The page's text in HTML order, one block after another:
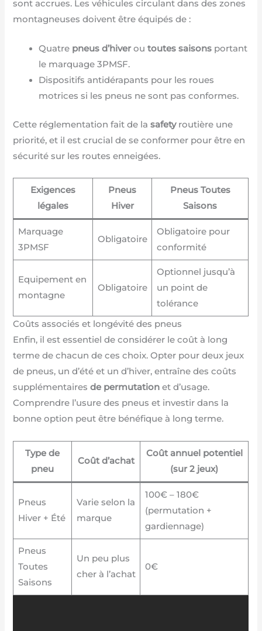
sont accrues. Les véhicules circulant dans des zones
montagneuses doivent être équipés de :
Quatre pneus d’hiveroutoutes saisons portant
le marquage 3PMSF.
Dispositifs antidérapants pour les roues
motrices si les pneus ne sont pas conformes.
Cette réglementation fait de lasafetyroutière une
priorité, et il est crucial de se conformer pour être en
sécurité sur les routes enneigées.
Exigences
légales
Pneus
Hiver
Pneus Toutes
Saisons
Marquage
3PMSF
Obligatoire
Obligatoire pour
conformité
Equipement en
montagne
Obligatoire
Optionnel jusqu’à
un point de
tolérance
Coûts associés et longévité des pneus
Enfin, il est essentiel de considérer le coût à long
terme de chacun de ces choix. Opter pour deux jeux
de pneus, un d’été et un d’hiver, entraîne des coûts
supplémentairesde permutation et d’usage.
Comprendre l’usure des pneus et investir dans la
bonne option peut être bénéfique à long terme.
Type de
pneu
Coût d’achat
Coût annuel potentiel
(sur 2 jeux)
Pneus
Hiver + Été
Varie selon la
marque
100€ – 180€
(permutation +
gardiennage)
Pneus
Toutes
Saisons
Un peu plus
cher à l’achat
0€